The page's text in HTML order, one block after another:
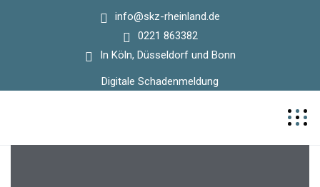
info@skz-rheinland.de
0221 863382
In Köln, Düsseldorf und Bonn
Digitale Schadenmeldung